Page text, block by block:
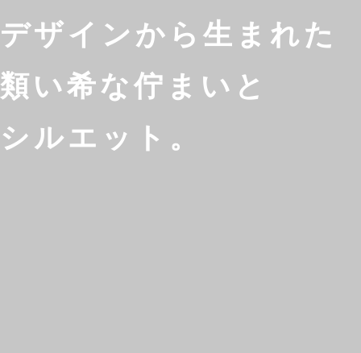
デザインから生まれた
類い希な佇まいと
シルエット。